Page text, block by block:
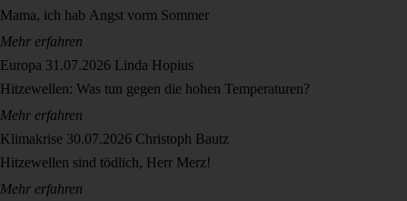
Mama, ich hab Angst vorm Sommer
Mehr erfahren
Europa 31.07.2026 Linda Hopius
Hitzewellen: Was tun gegen die hohen Temperaturen?
Mehr erfahren
Klimakrise 30.07.2026 Christoph Bautz
Hitzewellen sind tödlich, Herr Merz!
Mehr erfahren